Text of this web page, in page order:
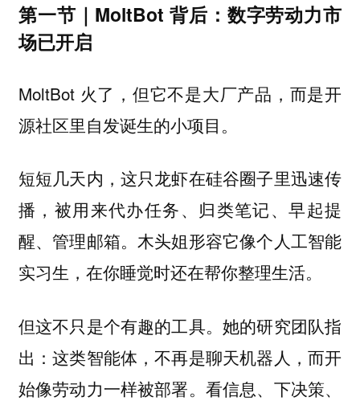
第一节｜MoltBot 背后：数字劳动力市
场已开启
MoltBot 火了，但它不是大厂产品，而是开
源社区里自发诞生的小项目。
短短几天内，这只龙虾在硅谷圈子里迅速传
播，被用来代办任务、归类笔记、早起提
醒、管理邮箱。木头姐形容它像个人工智能
实习生，在你睡觉时还在帮你整理生活。
但这不只是个有趣的工具。她的研究团队指
出：这类智能体，不再是聊天机器人，而开
始像劳动力一样被部署。看信息、下决策、